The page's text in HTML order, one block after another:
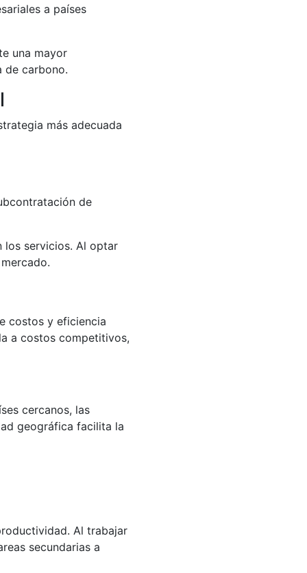
a países
una mayor
de carbono.
más adecuada
de
los servicios. Al optar
costos y eficiencia
a costos competitivos,
cercanos, las
geográfica facilita la
Al trabajar
secundarias a